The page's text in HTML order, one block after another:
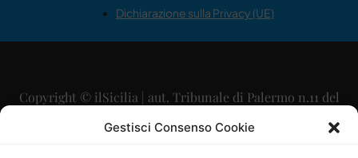
Gestisci Consenso Cookie
Dichiarazione sulla Privacy (UE)
Copyright © ilSicilia | aut. Tribunale di Palermo n.11 del
29/09/2015